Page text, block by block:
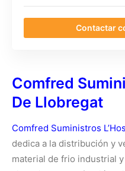
Contactar
Comfred
De Llobregat
Comfred Suministros
dedica a la distribución y
material de frio industrial